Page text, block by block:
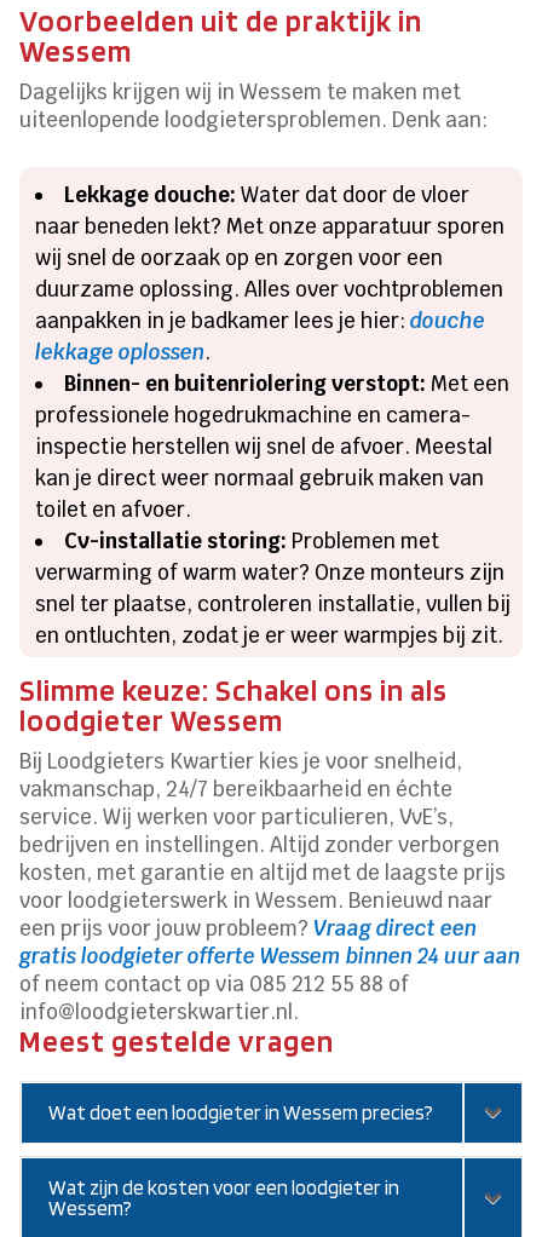
Voorbeelden uit de praktijk in
Wessem
Dagelijks krijgen wij in Wessem te maken met
uiteenlopende loodgietersproblemen. Denk aan:
Lekkage douche: Water dat door de vloer
naar beneden lekt? Met onze apparatuur sporen
wij snel de oorzaak op en zorgen voor een
duurzame oplossing. Alles over vochtproblemen
aanpakken in je badkamer lees je hier:douche
lekkage oplossen.
Binnen- en buitenriolering verstopt: Met een
professionele hogedrukmachine en camera-
inspectie herstellen wij snel de afvoer. Meestal
kan je direct weer normaal gebruik maken van
toilet en afvoer.
Cv-installatie storing: Problemen met
verwarming of warm water? Onze monteurs zijn
snel ter plaatse, controleren installatie, vullen bij
en ontluchten, zodat je er weer warmpjes bij zit.
Slimme keuze: Schakel ons in als
loodgieter Wessem
Bij Loodgieters Kwartier kies je voor snelheid,
vakmanschap, 24/7 bereikbaarheid en échte
service. Wij werken voor particulieren, VvE’s,
bedrijven en instellingen. Altijd zonder verborgen
kosten, met garantie en altijd met de laagste prijs
voor loodgieterswerk in Wessem. Benieuwd naar
een prijs voor jouw probleem? Vraag direct een
gratis loodgieter offerte Wessem binnen 24 uur aan
of neem contact op via 085 212 55 88 of
info@loodgieterskwartier.nl.
Meest gestelde vragen
Wat doet een loodgieter in Wessem precies?
Wat zijn de kosten voor een loodgieter in
Wessem?